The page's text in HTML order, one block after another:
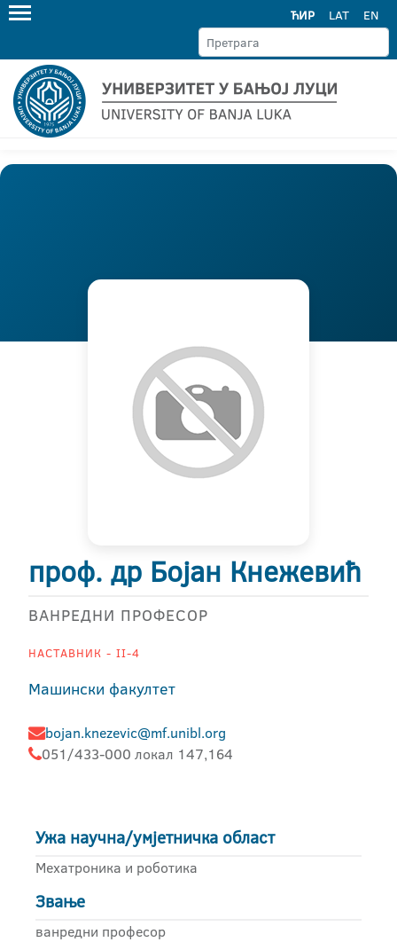
ЋИР LAT EN
проф. др Бојан Кнежевић
ВАНРЕДНИ ПРОФЕСОР
НАСТАВНИК - II-4
Машински факултет
bojan.knezevic@mf.unibl.org
051/433-000 локал 147,164
Ужа научна/умјетничка област
Мехатроника и роботика
Звање
ванредни професор